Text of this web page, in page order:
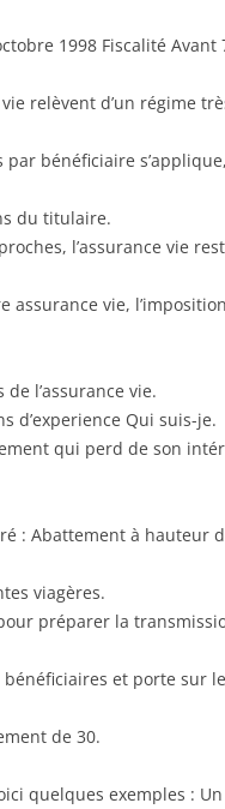
1998 Fiscalité Avant
relèvent d’un régime
bénéficiaire
du titulaire.
l’assurance vie
assurance vie,
l’assurance vie.
d’experience Qui suis-je.
qui perd de son
: Abattement à hauteur
viagères.
préparer la
et porte sur
de 30.
quelques exemples :